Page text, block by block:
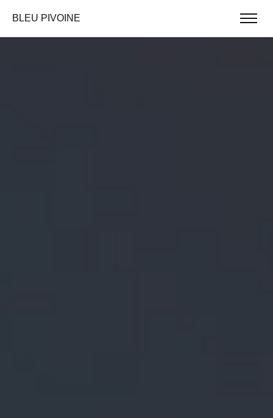
BLEU PIVOINE